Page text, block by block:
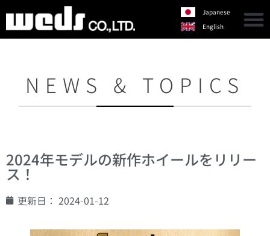
Japanese
English
NEWS & TOPICS
2024年モデルの新作ホイールをリリー
ス！
更新日： 2024-01-12